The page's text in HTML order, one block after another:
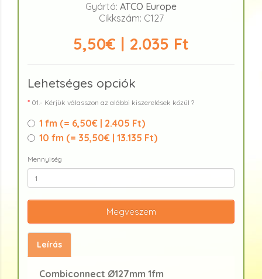
Gyártó: ATCO Europe
Cikkszám: C127
5,50€ | 2.035 Ft
Lehetséges opciók
01.- Kérjük válasszon az alábbi kiszerelések közül ?
1 fm (= 6,50€ | 2.405 Ft)
10 fm (= 35,50€ | 13.135 Ft)
Mennyiség
Megveszem
Leírás
Combiconnect Ø127mm 1fm